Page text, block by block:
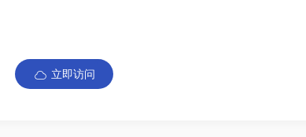
立即访问